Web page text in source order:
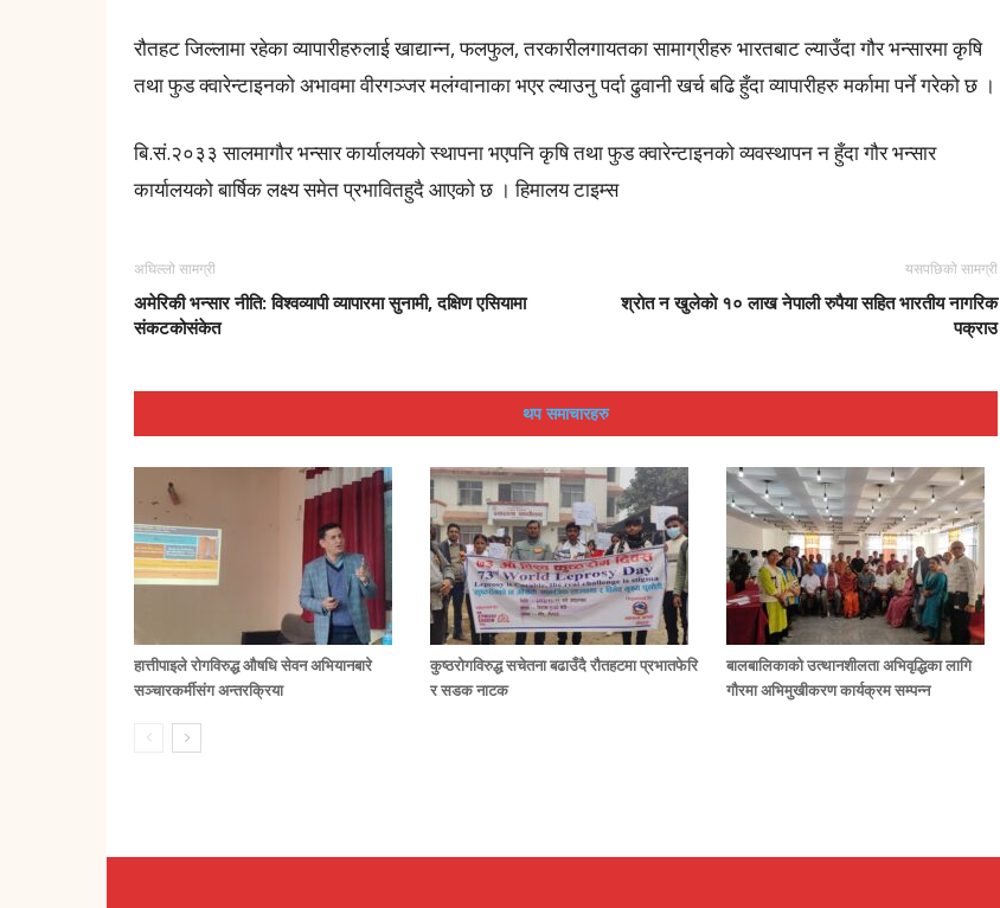
रौतहट जिल्लामा रहेका व्यापारीहरुलाई खाद्यान्न, फलफुल, तरकारीलगायतका सामाग्रीहरु भारतबाट ल्याउँदा गौर भन्सारमा कृषि
तथा फुड क्वारेन्टाइनको अभावमा वीरगञ्जर मलंग्वानाका भएर ल्याउनु पर्दा ढुवानी खर्च बढि हुँदा व्यापारीहरु मर्कामा पर्ने गरेको छ ।
बि.सं.२०३३ सालमागौर भन्सार कार्यालयको स्थापना भएपनि कृषि तथा फुड क्वारेन्टाइनको व्यवस्थापन न हुँदा गौर भन्सार
कार्यालयको बार्षिक लक्ष्य समेत प्रभावितहुदै आएको छ । हिमालय टाइम्स
अघिल्लो सामग्री
अमेरिकी भन्सार नीति: विश्वव्यापी व्यापारमा सुनामी, दक्षिण एसियामा
संकटकोसंकेत
यसपछिको सामग्री
श्राेत न खुलेकाे १० लाख नेपाली रुपैया सहित भारतीय नागरिक
पक्राउ
थप समाचारहरु
हात्तीपाइले रोगविरुद्ध औषधि सेवन अभियानबारे
सञ्चारकर्मीसंग अन्तरक्रिया
कुष्ठरोगविरुद्ध सचेतना बढाउँदै रौतहटमा प्रभातफेरि
र सडक नाटक
बालबालिकाको उत्थानशीलता अभिवृद्धिका लागि
गौरमा अभिमुखीकरण कार्यक्रम सम्पन्न